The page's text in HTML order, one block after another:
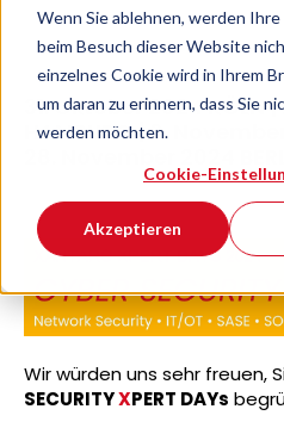
Wenn Sie ablehnen, werden
beim Besuch dieser Website
einzelnes Cookie wird in Ihrem
um daran zu erinnern, dass Sie
werden möchten.
Cookie-
Akzeptieren
31. Oktober 2024 KÖLN
HAMBURG | 6.
Wir würden uns sehr freuen,
SECURITYXPERT DAYs